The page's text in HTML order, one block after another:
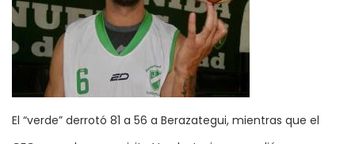
El “verde” derrotó 81 a 56 a Berazategui, mientras que el